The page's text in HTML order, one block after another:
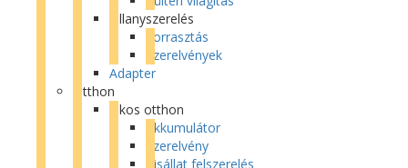
Villanyszerelés
Forrasztás
Szerelvények
Adapter
Otthon
Okos otthon
Akkumulátor
Szerelvény
Kisállat felszerelés